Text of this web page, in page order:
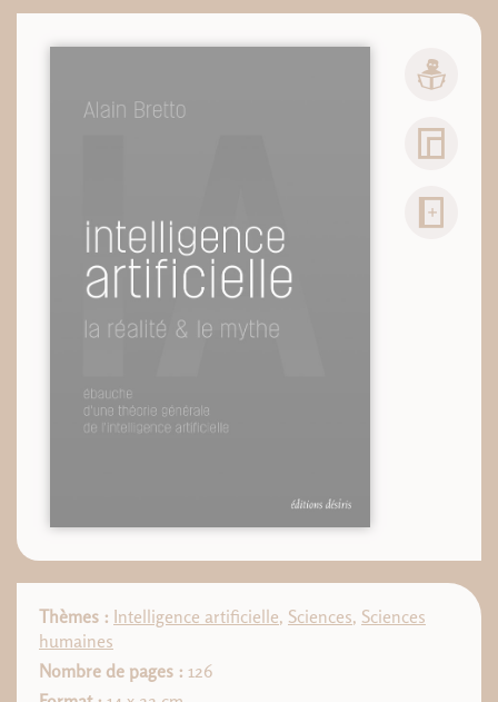
Thèmes : Intelligence artificielle, Sciences, Sciences
humaines
Nombre de pages : 126